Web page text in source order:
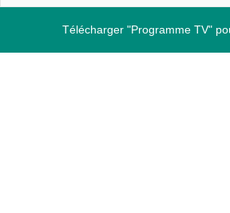
Télécharger "Programme TV"